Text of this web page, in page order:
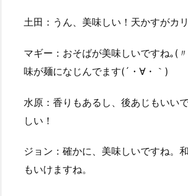
土田：うん、美味しい！天かすがカ
マギー：おそばが美味しいですね｡(
味が麺になじんでます(´・∀・｀)
水原：香りもあるし、後あじもいい
しい！
ジョン：確かに、美味しいですね。
もいけますね。